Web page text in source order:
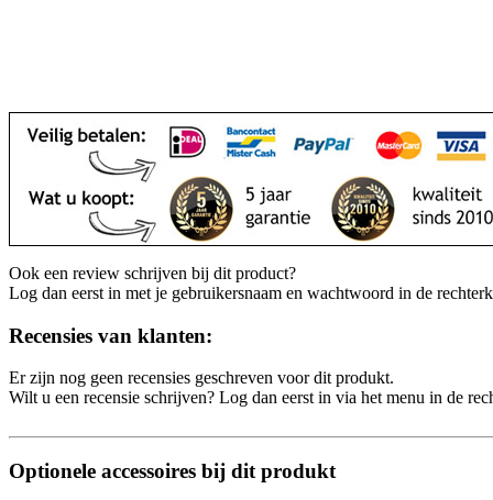
Ook een review schrijven bij dit product?
Log dan eerst in met je gebruikersnaam en wachtwoord in de
Recensies van klanten:
Er zijn nog geen recensies geschreven voor dit produkt.
Wilt u een recensie schrijven? Log dan eerst in via het menu in de
Optionele accessoires bij dit produkt